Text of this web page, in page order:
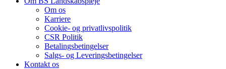
Om os
Karriere
Cookie- og privatlivspolitik
CSR Politik
Betalingsbetingelser
Salgs- og Leveringsbetingelser
Kontakt os